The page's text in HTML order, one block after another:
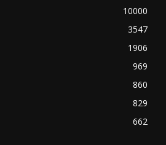
10000
3547
1906
969
860
829
662